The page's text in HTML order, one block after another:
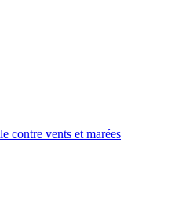
contre vents et marées